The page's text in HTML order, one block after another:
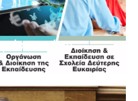
από το